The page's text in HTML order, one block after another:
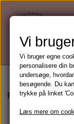
Forside Mærker
Vi
Vi bruger egne
personalisere din
undersøge,
besøgende. Du
trykke på linket
Læs mere om